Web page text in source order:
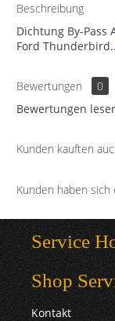
Beschreibung
Dichtung By-Pass
Ford
Bewertungen
0
Bewertungen
Kunden kauften
Kunden haben sich
Service
Shop
Kontakt